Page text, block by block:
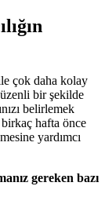
çok daha kolay
bir şekilde
belirlemek
hafta önce
yardımcı
gereken bazı